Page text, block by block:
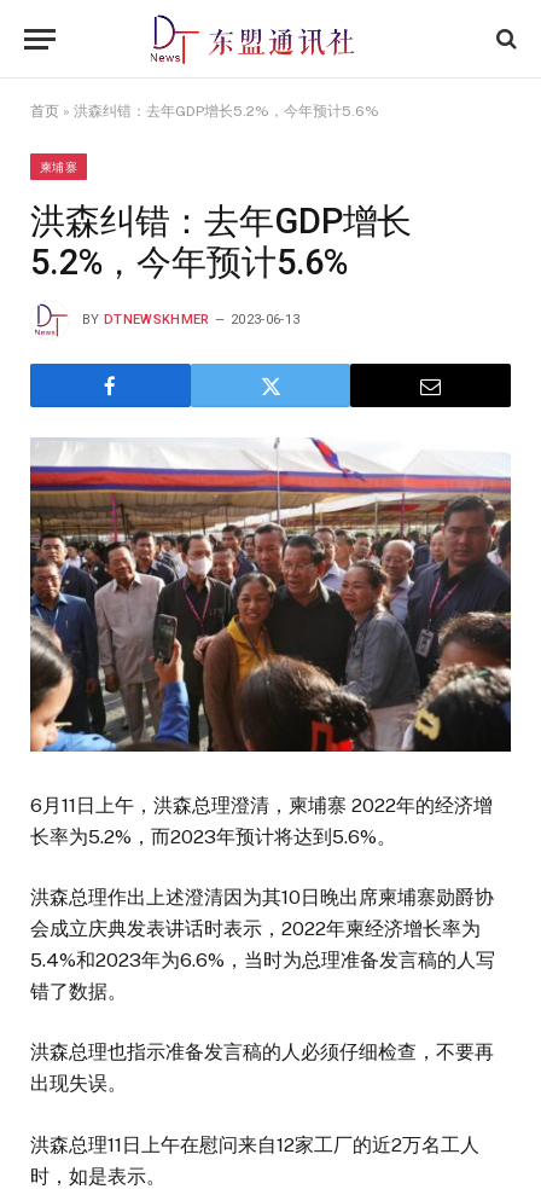
首页 » 洪森纠错：去年GDP增长5.2%，今年预计5.6%
柬埔寨
洪森纠错：去年GDP增长
5.2%，今年预计5.6%
BY DTNEWSKHMER 2023-06-13
6月11日上午，洪森总理澄清，柬埔寨 2022年的经济增
长率为5.2%，而2023年预计将达到5.6%。
洪森总理作出上述澄清因为其10日晚出席柬埔寨勋爵协
会成立庆典发表讲话时表示，2022年柬经济增长率为
5.4%和2023年为6.6%，当时为总理准备发言稿的人写
错了数据。
洪森总理也指示准备发言稿的人必须仔细检查，不要再
出现失误。
洪森总理11日上午在慰问来自12家工厂的近2万名工人
时，如是表示。